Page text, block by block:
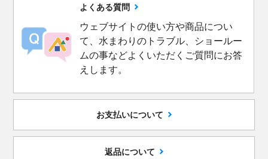
よくある質問
ウェブサイトの使い方や商品につい
て、水まわりのトラブル、ショールー
ムの事などよくいただくご質問にお答
えします。
お支払いについて
返品について